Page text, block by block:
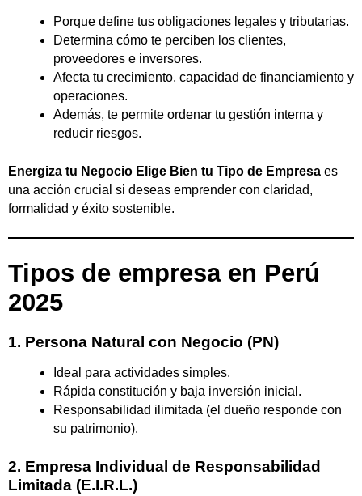
Porque define tus obligaciones legales y tributarias.
Determina cómo te perciben los clientes,
proveedores e inversores.
Afecta tu crecimiento, capacidad de financiamiento y
operaciones.
Además, te permite ordenar tu gestión interna y
reducir riesgos.
Energiza tu Negocio Elige Bien tu Tipo de Empresa es
una acción crucial si deseas emprender con claridad,
formalidad y éxito sostenible.
Tipos de empresa en Perú
2025
1. Persona Natural con Negocio (PN)
Ideal para actividades simples.
Rápida constitución y baja inversión inicial.
Responsabilidad ilimitada (el dueño responde con
su patrimonio).
2. Empresa Individual de Responsabilidad
Limitada (E.I.R.L.)